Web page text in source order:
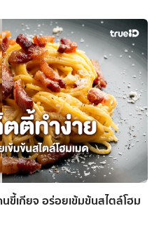
เกียจ อร่อยเข้มข้นสไตล์โฮม